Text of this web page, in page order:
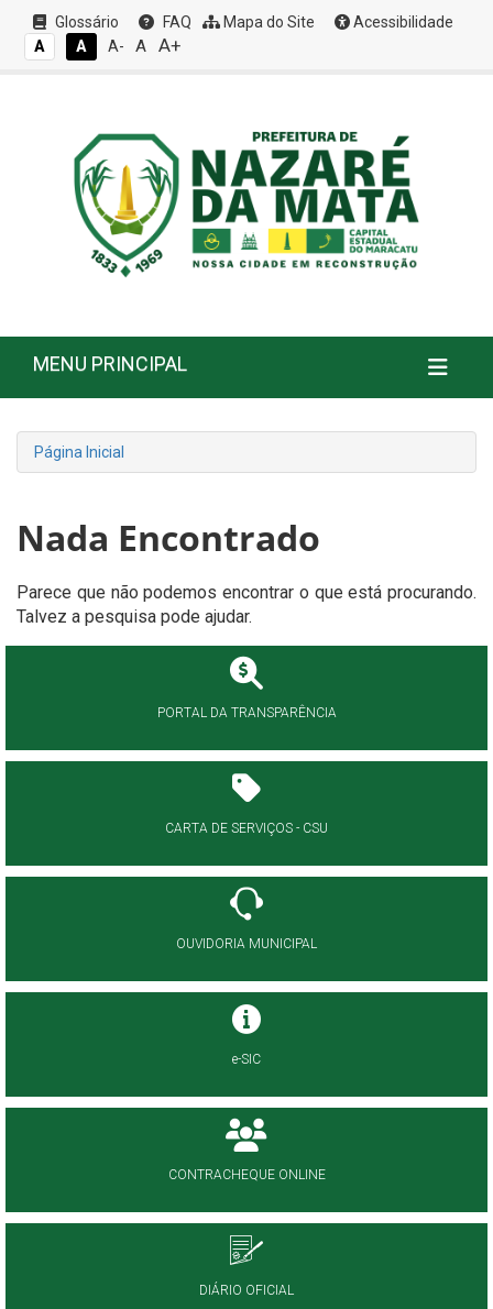
Glossário FAQ Mapa do Site
Acessibilidade
A
A A- A A+
MENU PRINCIPAL
Página Inicial
Nada Encontrado
Parece que não podemos encontrar o que está procurando.
Talvez a pesquisa pode ajudar.
PORTAL DA TRANSPARÊNCIA
CARTA DE SERVIÇOS - CSU
OUVIDORIA MUNICIPAL
e-SIC
CONTRACHEQUE ONLINE
DIÁRIO OFICIAL